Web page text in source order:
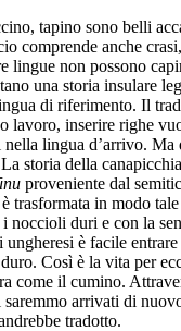
tapino sono belli
comprende anche
lingue non possono
una storia insulare
di riferimento. Il
lavoro, inserire righe
lingua d’arrivo. Ma
storia della
proveniente dal
trasformata in modo
noccioli duri e con la
è facile
Così è la vita per
come il cumino.
arrivati di
tradotto.